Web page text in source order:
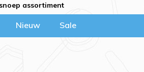
assortiment
Nieuw Sale